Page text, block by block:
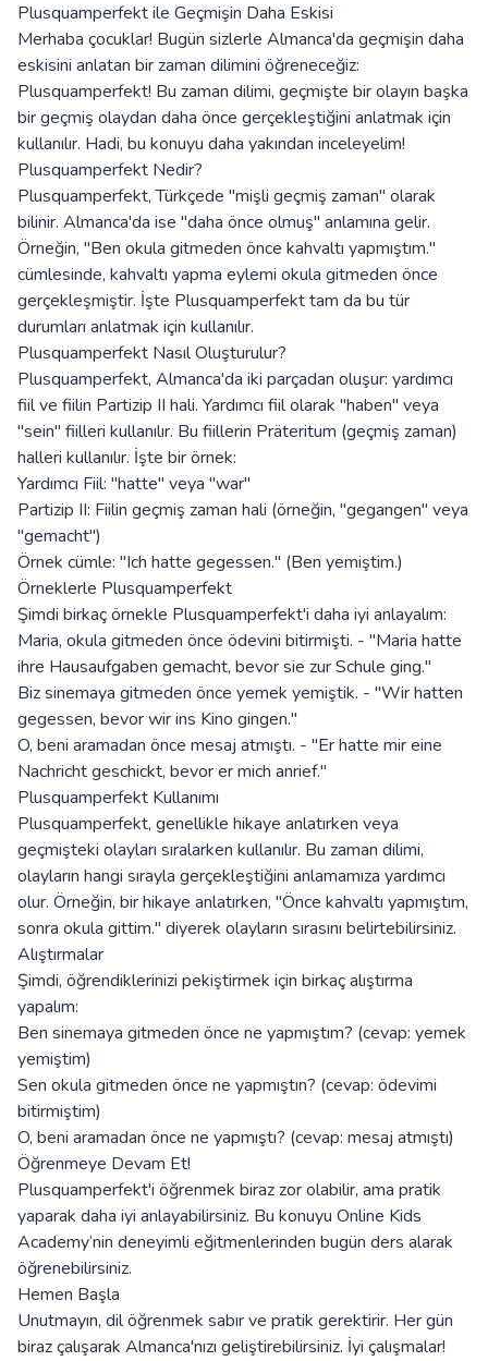
Plusquamperfekt ile Geçmişin Daha Eskisi
Merhaba çocuklar! Bugün sizlerle Almanca'da geçmişin daha
eskisini anlatan bir zaman dilimini öğreneceğiz:
Plusquamperfekt! Bu zaman dilimi, geçmişte bir olayın başka
bir geçmiş olaydan daha önce gerçekleştiğini anlatmak için
kullanılır. Hadi, bu konuyu daha yakından inceleyelim!
Plusquamperfekt Nedir?
Plusquamperfekt, Türkçede "mişli geçmiş zaman" olarak
bilinir. Almanca'da ise "daha önce olmuş" anlamına gelir.
Örneğin, "Ben okula gitmeden önce kahvaltı yapmıştım."
cümlesinde, kahvaltı yapma eylemi okula gitmeden önce
gerçekleşmiştir. İşte Plusquamperfekt tam da bu tür
durumları anlatmak için kullanılır.
Plusquamperfekt Nasıl Oluşturulur?
Plusquamperfekt, Almanca'da iki parçadan oluşur: yardımcı
fiil ve fiilin Partizip II hali. Yardımcı fiil olarak "haben" veya
"sein" fiilleri kullanılır. Bu fiillerin Präteritum (geçmiş zaman)
halleri kullanılır. İşte bir örnek:
Yardımcı Fiil: "hatte" veya "war"
Partizip II: Fiilin geçmiş zaman hali (örneğin, "gegangen" veya
"gemacht")
Örnek cümle: "Ich hatte gegessen." (Ben yemiştim.)
Örneklerle Plusquamperfekt
Şimdi birkaç örnekle Plusquamperfekt'i daha iyi anlayalım:
Maria, okula gitmeden önce ödevini bitirmişti. - "Maria hatte
ihre Hausaufgaben gemacht, bevor sie zur Schule ging."
Biz sinemaya gitmeden önce yemek yemiştik. - "Wir hatten
gegessen, bevor wir ins Kino gingen."
O, beni aramadan önce mesaj atmıştı. - "Er hatte mir eine
Nachricht geschickt, bevor er mich anrief."
Plusquamperfekt Kullanımı
Plusquamperfekt, genellikle hikaye anlatırken veya
geçmişteki olayları sıralarken kullanılır. Bu zaman dilimi,
olayların hangi sırayla gerçekleştiğini anlamamıza yardımcı
olur. Örneğin, bir hikaye anlatırken, "Önce kahvaltı yapmıştım,
sonra okula gittim." diyerek olayların sırasını belirtebilirsiniz.
Alıştırmalar
Şimdi, öğrendiklerinizi pekiştirmek için birkaç alıştırma
yapalım:
Ben sinemaya gitmeden önce ne yapmıştım? (cevap: yemek
yemiştim)
Sen okula gitmeden önce ne yapmıştın? (cevap: ödevimi
bitirmiştim)
O, beni aramadan önce ne yapmıştı? (cevap: mesaj atmıştı)
Öğrenmeye Devam Et!
Plusquamperfekt'i öğrenmek biraz zor olabilir, ama pratik
yaparak daha iyi anlayabilirsiniz. Bu konuyu Online Kids
Academy’nin deneyimli eğitmenlerinden bugün ders alarak
öğrenebilirsiniz.
Hemen Başla
Unutmayın, dil öğrenmek sabır ve pratik gerektirir. Her gün
biraz çalışarak Almanca'nızı geliştirebilirsiniz. İyi çalışmalar!